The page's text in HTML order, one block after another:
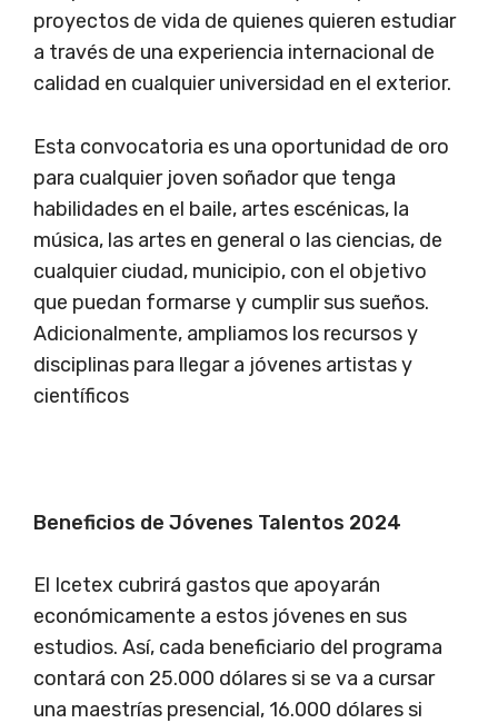
proyectos de vida de quienes quieren estudiar
a través de una experiencia internacional de
calidad en cualquier universidad en el exterior.
Esta convocatoria es una oportunidad de oro
para cualquier joven soñador que tenga
habilidades en el baile, artes escénicas, la
música, las artes en general o las ciencias, de
cualquier ciudad, municipio, con el objetivo
que puedan formarse y cumplir sus sueños.
Adicionalmente, ampliamos los recursos y
disciplinas para llegar a jóvenes artistas y
científicos
Beneficios de Jóvenes Talentos 2024
El Icetex cubrirá gastos que apoyarán
económicamente a estos jóvenes en sus
estudios. Así, cada beneficiario del programa
contará con 25.000 dólares si se va a cursar
una maestrías presencial, 16.000 dólares si